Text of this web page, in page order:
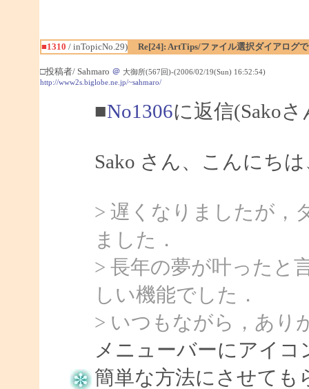
■1310 / inTopicNo.29) Re[24]: ArtTips/ファイル選択ダイアログ
□投稿者/ Sahmaro ＠ 大御所(567回)-(2006/02/19(Sun) 16:52:54)
http://www2s.biglobe.ne.jp/~sahmaro/
■No1306に返信(Sako
Sako さん、こんにちは
> 遅くなりましたが，
ました．
> 長年の夢が叶ったと
しい機能でした．
> いつもながら，あり
メニューバーにアイ
簡単な方法にさせても